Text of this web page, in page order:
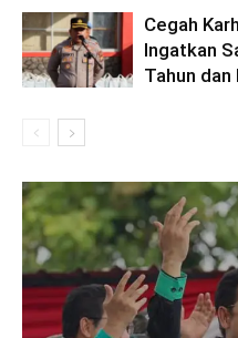
Cegah
Ingatkan
Tahun